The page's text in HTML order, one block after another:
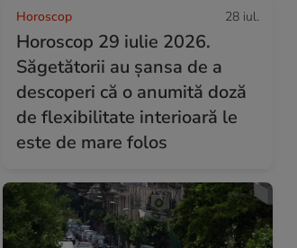
Horoscop 28 iul.
Horoscop 29 iulie 2026.
Săgetătorii au șansa de a
descoperi că o anumită doză
de flexibilitate interioară le
este de mare folos